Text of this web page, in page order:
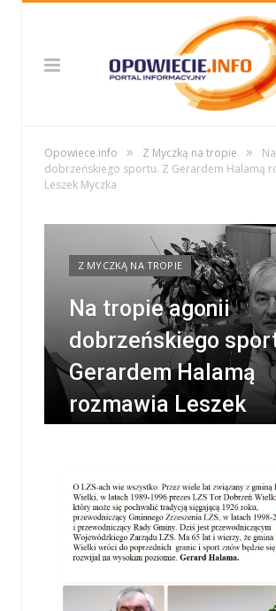
Opowiece.info » Z Myczką na tropie »
dobrzeńskiego sportu. Z Gerardem Halamą
Leszek Myczka
Z MYCZKĄ NA TROPIE
Na tropie agonii
dobrzeńskiego
Gerardem Halamą
rozmawia Leszek
0 COMMENTS